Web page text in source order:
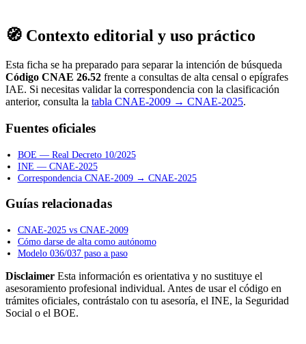
🧭 Contexto editorial y uso práctico
Esta ficha se ha preparado para separar la intención de búsqueda
Código CNAE 26.52 frente a consultas de alta censal o epígrafes
IAE. Si necesitas validar la correspondencia con la clasificación
anterior, consulta la tabla CNAE-2009 → CNAE-2025.
Fuentes oficiales
BOE — Real Decreto 10/2025
INE — CNAE-2025
Correspondencia CNAE-2009 → CNAE-2025
Guías relacionadas
CNAE-2025 vs CNAE-2009
Cómo darse de alta como autónomo
Modelo 036/037 paso a paso
Disclaimer Esta información es orientativa y no sustituye el
asesoramiento profesional individual. Antes de usar el código en
trámites oficiales, contrástalo con tu asesoría, el INE, la Seguridad
Social o el BOE.